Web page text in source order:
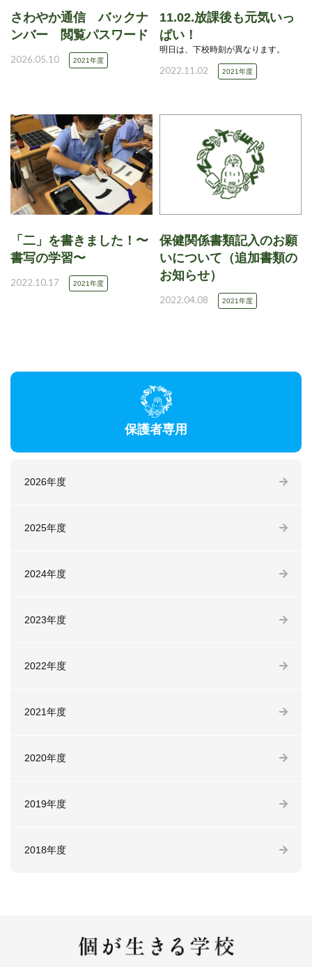
さわやか通信 バックナ
ンバー 閲覧パスワード
2026.05.10 2021年度
11.02.放課後も元気いっ
ぱい！
明日は、下校時刻が異なります。
2022.11.02 2021年度
「二」を書きました！〜
書写の学習〜
2022.10.17 2021年度
保健関係書類記入のお願
いについて（追加書類の
お知らせ）
2022.04.08 2021年度
保護者専用
2026年度
2025年度
2024年度
2023年度
2022年度
2021年度
2020年度
2019年度
2018年度